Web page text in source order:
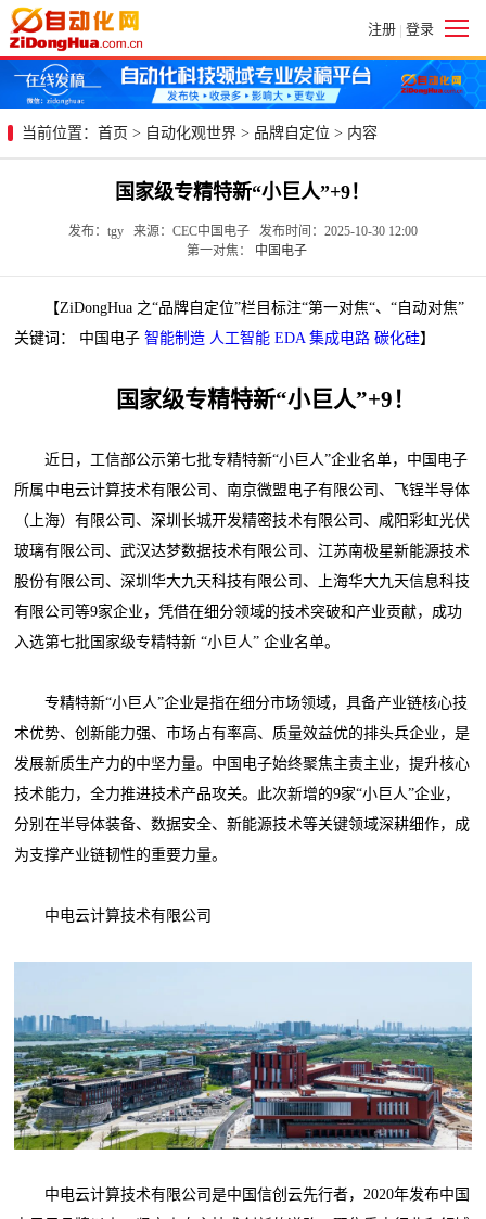
注册 | 登录
当前位置： 首页 > 自动化观世界 > 品牌自定位 > 内容
国家级专精特新“小巨人”+9！
发布：tgy 来源：CEC中国电子 发布时间：2025-10-30 12:00
第一对焦：
中国电子
【ZiDongHua 之“品牌自定位”栏目标注“第一对焦“、“自动对焦”
关键词： 中国电子智能制造 人工智能 EDA 集成电路 碳化硅】
国家级专精特新“小巨人”+9！
近日，工信部公示第七批专精特新“小巨人”企业名单，中国电子
所属中电云计算技术有限公司、南京微盟电子有限公司、飞锃半导体
（上海）有限公司、深圳长城开发精密技术有限公司、咸阳彩虹光伏
玻璃有限公司、武汉达梦数据技术有限公司、江苏南极星新能源技术
股份有限公司、深圳华大九天科技有限公司、上海华大九天信息科技
有限公司等9家企业，凭借在细分领域的技术突破和产业贡献，成功
入选第七批国家级专精特新 “小巨人” 企业名单。
专精特新“小巨人”企业是指在细分市场领域，具备产业链核心技
术优势、创新能力强、市场占有率高、质量效益优的排头兵企业，是
发展新质生产力的中坚力量。中国电子始终聚焦主责主业，提升核心
技术能力，全力推进技术产品攻关。此次新增的9家“小巨人”企业，
分别在半导体装备、数据安全、新能源技术等关键领域深耕细作，成
为支撑产业链韧性的重要力量。
中电云计算技术有限公司
中电云计算技术有限公司是中国信创云先行者，2020年发布中国